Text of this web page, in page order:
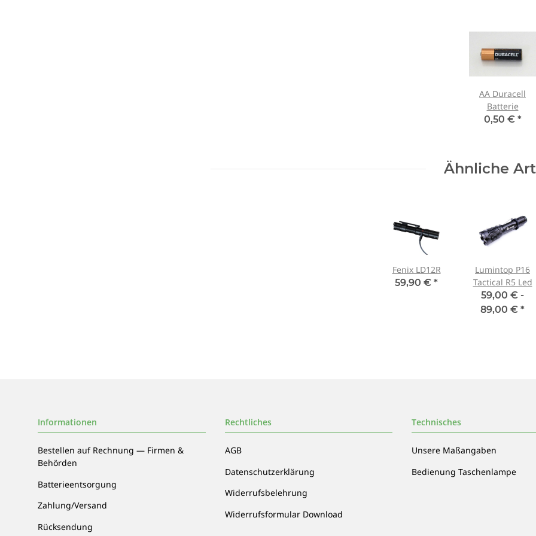
AA Duracell
Batterie
0,50 € *
Ähnliche
Fenix LD12R
59,90 € *
Lumintop P16
Tactical R5 Led
59,00 € -
89,00 € *
Informationen
Bestellen auf Rechnung — Firmen &
Behörden
Batterieentsorgung
Zahlung/Versand
Rücksendung
Rechtliches
AGB
Datenschutzerklärung
Widerrufsbelehrung
Widerrufsformular Download
Technisches
Unsere Maßangaben
Bedienung Taschenlampe